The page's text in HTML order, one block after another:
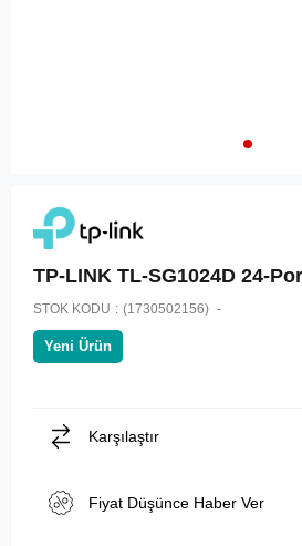
TP-LINK TL-SG1024D 24-
STOK KODU (1730502156)
Yeni Ürün
Karşılaştır
Fiyat Düşünce Haber Ver